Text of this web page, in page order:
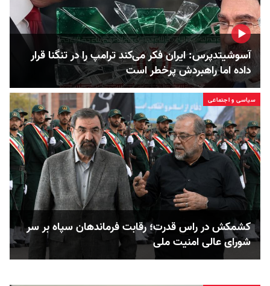
آسوشیتدپرس: ایران فکر می‌کند ترامپ را در تنگنا قرار
داده‌ اما راهبردش پرخطر است
سیاسی و اجتماعی
کشمکش در راس قدرت؛ رقابت فرماندهان سپاه بر سر
شورای عالی امنیت ملی